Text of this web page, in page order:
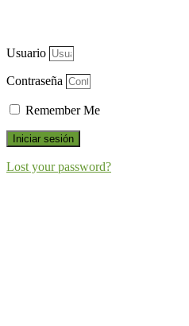
Usuario
Contraseña
Remember Me
Iniciar sesión
Lost your password?